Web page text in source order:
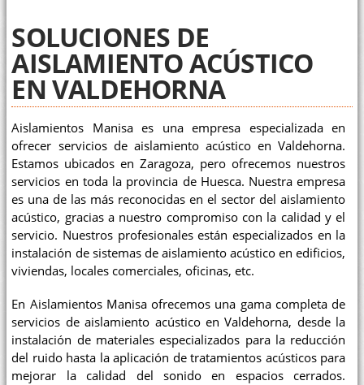
SOLUCIONES DE
AISLAMIENTO ACÚSTICO
EN VALDEHORNA
Aislamientos Manisa es una empresa especializada en
ofrecer servicios de aislamiento acústico en Valdehorna.
Estamos ubicados en Zaragoza, pero ofrecemos nuestros
servicios en toda la provincia de Huesca. Nuestra empresa
es una de las más reconocidas en el sector del aislamiento
acústico, gracias a nuestro compromiso con la calidad y el
servicio. Nuestros profesionales están especializados en la
instalación de sistemas de aislamiento acústico en edificios,
viviendas, locales comerciales, oficinas, etc.
En Aislamientos Manisa ofrecemos una gama completa de
servicios de aislamiento acústico en Valdehorna, desde la
instalación de materiales especializados para la reducción
del ruido hasta la aplicación de tratamientos acústicos para
mejorar la calidad del sonido en espacios cerrados.